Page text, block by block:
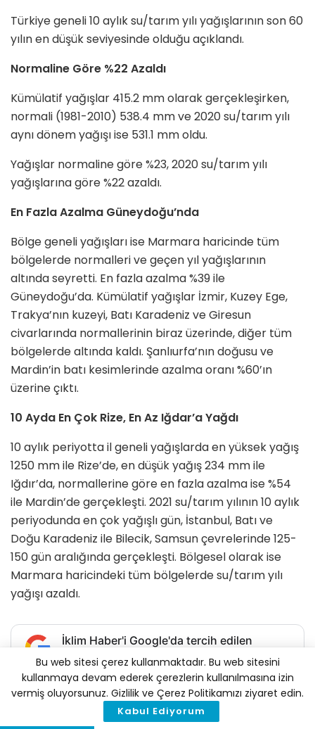
Türkiye geneli 10 aylık su/tarım yılı yağışlarının son 60
yılın en düşük seviyesinde olduğu açıklandı.
Normaline Göre %22 Azaldı
Kümülatif yağışlar 415.2 mm olarak gerçekleşirken,
normali (1981-2010) 538.4 mm ve 2020 su/tarım yılı
aynı dönem yağışı ise 531.1 mm oldu.
Yağışlar normaline göre %23, 2020 su/tarım yılı
yağışlarına göre %22 azaldı.
En Fazla Azalma Güneydoğu’nda
Bölge geneli yağışları ise Marmara haricinde tüm
bölgelerde normalleri ve geçen yıl yağışlarının
altında seyretti. En fazla azalma %39 ile
Güneydoğu’da. Kümülatif yağışlar İzmir, Kuzey Ege,
Trakya’nın kuzeyi, Batı Karadeniz ve Giresun
civarlarında normallerinin biraz üzerinde, diğer tüm
bölgelerde altında kaldı. Şanlıurfa’nın doğusu ve
Mardin’in batı kesimlerinde azalma oranı %60’ın
üzerine çıktı.
10 Ayda En Çok Rize, En Az Iğdar’a Yağdı
10 aylık periyotta il geneli yağışlarda en yüksek yağış
1250 mm ile Rize’de, en düşük yağış 234 mm ile
Iğdır’da, normallerine göre en fazla azalma ise %54
ile Mardin’de gerçekleşti. 2021 su/tarım yılının 10 aylık
periyodunda en çok yağışlı gün, İstanbul, Batı ve
Doğu Karadeniz ile Bilecik, Samsun çevrelerinde 125-
150 gün aralığında gerçekleşti. Bölgesel olarak ise
Marmara haricindeki tüm bölgelerde su/tarım yılı
yağışı azaldı.
İklim Haber'i Google'da tercih edilen
kuraklık Meteoroloji Genel Müdürülüğü:
Bu web sitesi çerez kullanmaktadır. Bu web sitesini
kullanmaya devam ederek çerezlerin kullanılmasına izin
vermiş oluyorsunuz. Gizlilik ve Çerez Politikamızı ziyaret edin.
Kabul Ediyorum